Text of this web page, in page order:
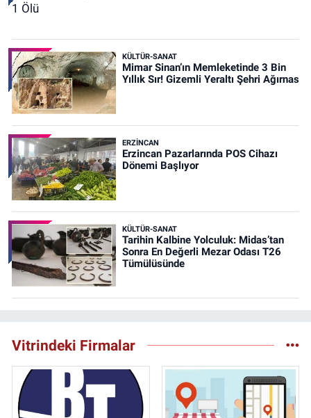
KÜLTÜR-SANAT
Mimar Sinan’ın Memleketinde 3 Bin
Yıllık Sır! Gizemli Yeraltı Şehri Ağırnas
ERZINCAN
Erzincan Pazarlarında POS Cihazı
Dönemi Başlıyor
KÜLTÜR-SANAT
Tarihin Kalbine Yolculuk: Midas’tan
Sonra En Değerli Mezar Odası T26
Tümülüsünde
Vitrindeki Firmalar